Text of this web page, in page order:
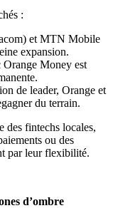
:
et MTN Mobile
expansion.
Money est
de leader, Orange et
du terrain.
des fintechs locales,
ou des
par leur flexibilité.
d’ombre